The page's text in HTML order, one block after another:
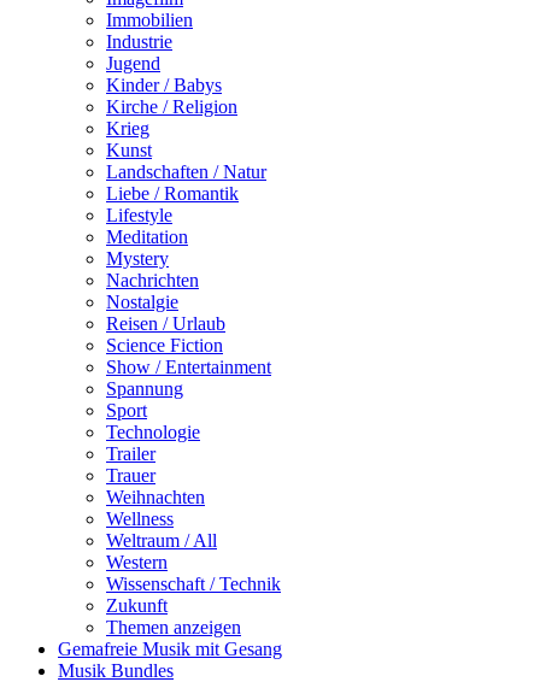
Immobilien
Industrie
Jugend
Kinder / Babys
Kirche / Religion
Krieg
Kunst
Landschaften / Natur
Liebe / Romantik
Lifestyle
Meditation
Mystery
Nachrichten
Nostalgie
Reisen / Urlaub
Science Fiction
Show / Entertainment
Spannung
Sport
Technologie
Trailer
Trauer
Weihnachten
Wellness
Weltraum / All
Western
Wissenschaft / Technik
Zukunft
Themen anzeigen
Gemafreie Musik mit Gesang
Musik Bundles